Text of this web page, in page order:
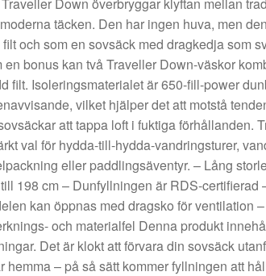
täcken. Den har ingen huva, men
och som en sovsäck med dragkedja som
en bonus kan två Traveller Down-väskor
filt. Isoleringsmaterialet är 650-fill-power
vilket hjälper det att motstå
att tappa loft i fuktiga förhållanden.
val för hydda-till-hydda-vandringsturer,
eller paddlingsäventyr. – Lång
198 cm – Dunfyllningen är RDS-certifierad
kan öppnas med dragsko för ventilation
och materialfel Denna produkt
Det är klokt att förvara din sovsäck
hemma – på så sätt kommer fyllningen att